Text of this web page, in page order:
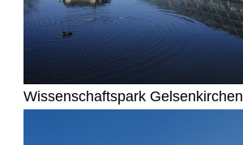
Wissenschaftspark Gelsenkirchen